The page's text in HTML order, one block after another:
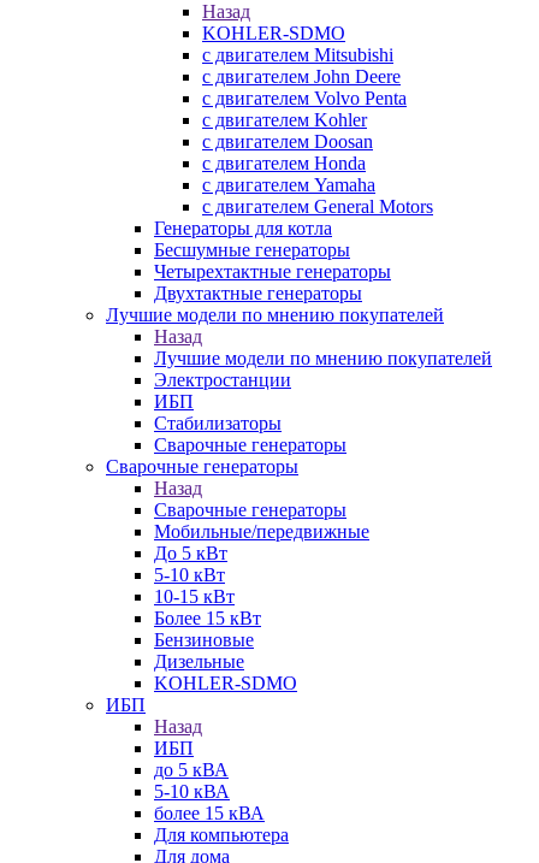
Назад
KOHLER-SDMO
с двигателем Mitsubishi
с двигателем John Deere
с двигателем Volvo Penta
с двигателем Kohler
с двигателем Doosan
с двигателем Honda
с двигателем Yamaha
с двигателем General Motors
Генераторы для котла
Бесшумные генераторы
Четырехтактные генераторы
Двухтактные генераторы
Лучшие модели по мнению покупателей
Назад
Лучшие модели по мнению покупателей
Электростанции
ИБП
Стабилизаторы
Сварочные генераторы
Сварочные генераторы
Назад
Сварочные генераторы
Мобильные/передвижные
До 5 кВт
5-10 кВт
10-15 кВт
Более 15 кВт
Бензиновые
Дизельные
KOHLER-SDMO
ИБП
Назад
ИБП
до 5 кВА
5-10 кВА
более 15 кВА
Для компьютера
Для дома